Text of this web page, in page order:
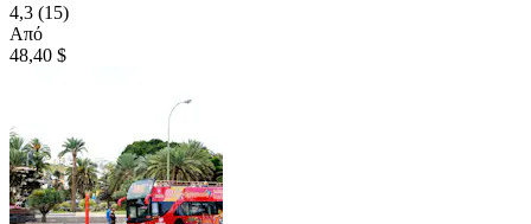
4,3 (15)
Από
48,40 $